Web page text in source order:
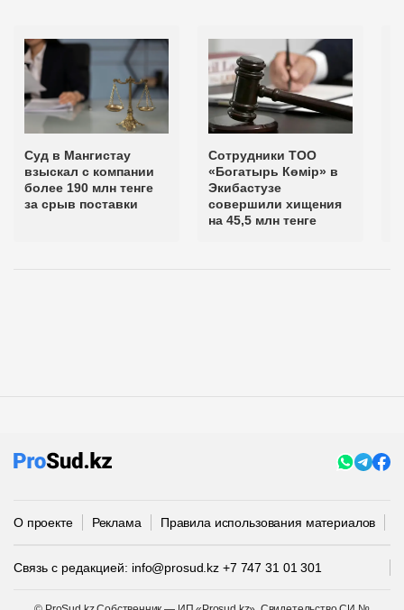
Суд в Мангистау
взыскал с компании
более 190 млн тенге
за срыв поставки
Сотрудники ТОО
«Богатырь Көмір» в
Экибастузе
совершили хищения
на 45,5 млн тенге
О проекте Реклама Правила использования материалов
Связь с редакцией: info@prosud.kz +7 747 31 01 301